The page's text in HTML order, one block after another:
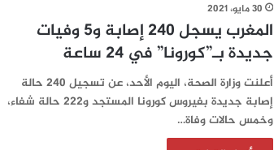
30 مايو، 2021
المغرب يسجل 240 إصابة و5 وفيات
جديدة بـ”كورونا” في 24 ساعة‎‎‎‎‎‎‎‎
أعلنت وزارة الصحة، اليوم الأحد، عن تسجيل 240 حالة
إصابة جديدة بفيروس كورونا المستجد و222 حالة شفاء،
وخمس حالات وفاة…